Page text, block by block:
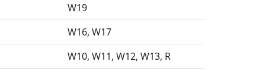
W19
W16 W17
W10 W11 W12 W13 R